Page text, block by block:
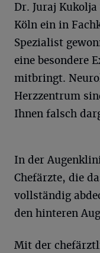
Dr. Juraj
Köln ein in
Spezialist
eine besondere
mitbringt.
Herzzentrum
Ihnen falsch
In der
Chefärzte, die
vollständig
den hinteren
Mit der